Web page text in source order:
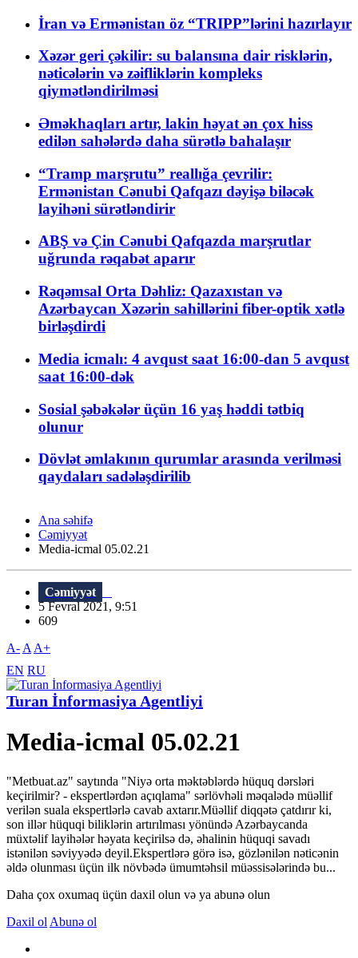
İran və Ermənistan öz “TRIPP”lərini hazırlayır
Xəzər geri çəkilir: su balansına dair risklərin,
nəticələrin və zəifliklərin kompleks
qiymətləndirilməsi
Əməkhaqları artır, lakin həyat ən çox hiss
edilən sahələrdə daha sürətlə bahalaşır
“Tramp marşrutu” reallığa çevrilir:
Ermənistan Cənubi Qafqazı dəyişə biləcək
layihəni sürətləndirir
ABŞ və Çin Cənubi Qafqazda marşrutlar
uğrunda rəqabət aparır
Rəqəmsal Orta Dəhliz: Qazaxıstan və
Azərbaycan Xəzərin sahillərini fiber-optik xətlə
birləşdirdi
Media icmalı: 4 avqust saat 16:00-dan 5 avqust
saat 16:00-dək
Sosial şəbəkələr üçün 16 yaş həddi tətbiq
olunur
Dövlət əmlakının qurumlar arasında verilməsi
qaydaları sadələşdirilib
Ana səhifə
Cəmiyyət
Media-icmal 05.02.21
Cəmiyyət
5 Fevral 2021, 9:51
609
A- A A+
EN RU
Turan İnformasiya Agentliyi
Media-icmal 05.02.21
"Metbuat.az" saytında "Niyə orta məktəblərdə hüquq dərsləri
keçirilmir? - ekspertlərdən açıqlama" sərlövhəli məqalədə müəllif
verilən suala ekspertlərlə cavab axtarır.Müəllif diqqətə çatdırır ki,
son illər hüquqi biliklərin artırılması yönündə Azərbaycanda
müxtəlif layihələr həyata keçirilsə də, əhalinin hüquqi savadı
istənilən səviyyədə deyil.Ekspertlərə görə isə, gözlənilən nəticənin
əldə olunması üçün ilk növbədə ümumtəhsil müəssisələrində bu...
Daha çox oxumaq üçün daxil olun və ya abunə olun
Daxil ol Abunə ol